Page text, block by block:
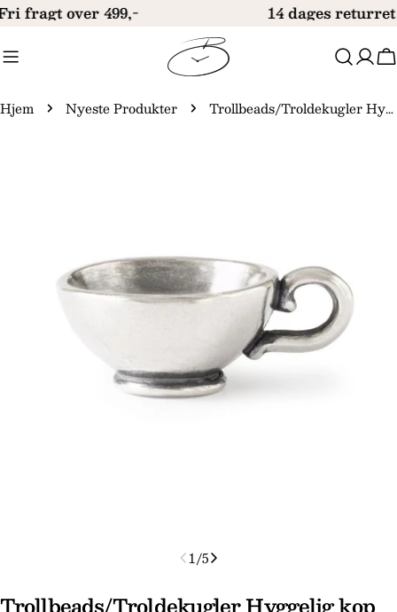
Gå
indhold
fragt over 499,- 14 dages returret
Hjem Nyeste Produkter Trollbeads/Troldekugler Hyggelig kop TAGBE-10291
1/5